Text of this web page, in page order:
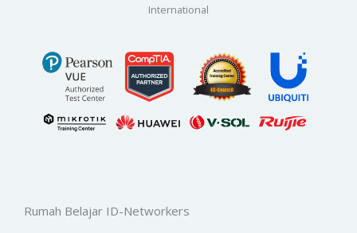
International
Rumah Belajar ID-Networkers